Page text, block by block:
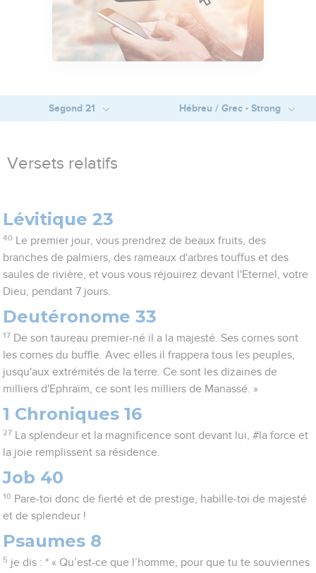
Segond 21 Hébreu / Grec - Strong
Versets relatifs
Lévitique 23
40
Le premier jour, vous prendrez de beaux fruits, des
branches de palmiers, des rameaux d'arbres touffus et des
saules de rivière, et vous vous réjouirez devant l'Eternel, votre
Dieu, pendant 7 jours.
Deutéronome 33
17 De son taureau premier-né il a la majesté. Ses cornes sont
les cornes du buffle. Avec elles il frappera tous les peuples,
jusqu'aux extrémités de la terre. Ce sont les dizaines de
milliers d'Ephraïm, ce sont les milliers de Manassé. »
1 Chroniques 16
27
La splendeur et la magnificence sont devant lui, #la force et
la joie remplissent sa résidence.
Job 40
10 Pare-toi donc de fierté et de prestige, habille-toi de majesté
et de splendeur !
Psaumes 8
5 je dis : * « Qu’est-ce que l’homme, pour que tu te souviennes